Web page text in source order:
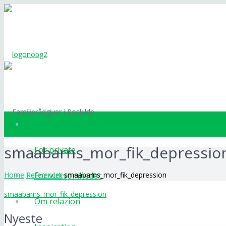
For private
For virksomheder
Om relazion
Home Referencer smaabarns_mor_fik_depression
smaabarns_mor_fik_depression
Nyeste